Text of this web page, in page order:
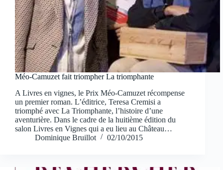
Méo-Camuzet fait triompher La triomphante
A Livres en vignes, le Prix Méo-Camuzet récompense
un premier roman. L’éditrice, Teresa Cremisi a
triomphé avec La Triomphante, l’histoire d’une
aventurière. Dans le cadre de la huitième édition du
salon Livres en Vignes qui a eu lieu au Château…
Dominique Bruillot
02/10/2015